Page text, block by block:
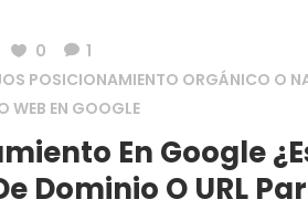
0
1
POSICIONAMIENTO ORGÁNICO O
WEB EN GOOGLE
En Google
Dominio O URL